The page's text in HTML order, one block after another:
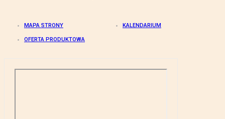
MAPA STRONY KALENDARIUM
OFERTA PRODUKTOWA